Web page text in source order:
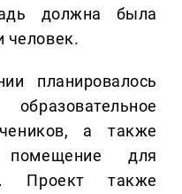
должна была
человек.
планировалось
а также
для
Проект также